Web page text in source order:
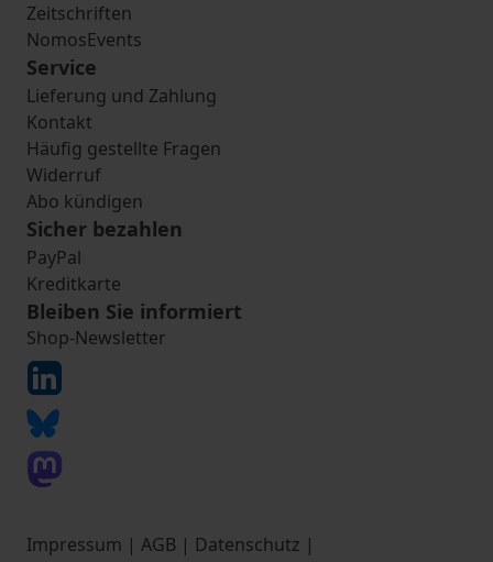
Zeitschriften
NomosEvents
Service
Lieferung und Zahlung
Kontakt
Häufig gestellte Fragen
Widerruf
Abo kündigen
Sicher bezahlen
PayPal
Kreditkarte
Bleiben Sie informiert
Shop-Newsletter
Impressum | AGB | Datenschutz |